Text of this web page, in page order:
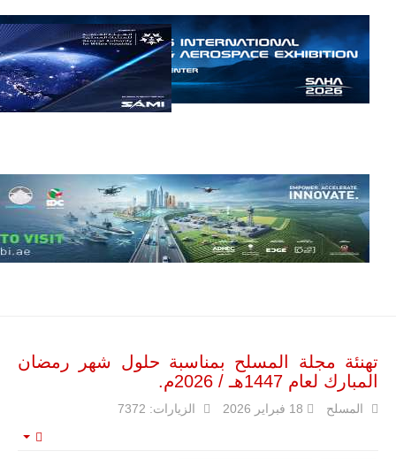
مع تصاعد حدة
الحرب الجوية
الروسية في
مالي رُصدت
طائرة أوريون
بدون طيار فوق
فإن الجمع بين
قدرة طائرة
أوريون على
التحليق…
للمزيد
تهنئة مجلة المسلح بمناسبة حلول شهر رمضان
المبارك لعام 1447هـ / 2026م.
المسلح 18 فبراير 2026 الزيارات: 7372